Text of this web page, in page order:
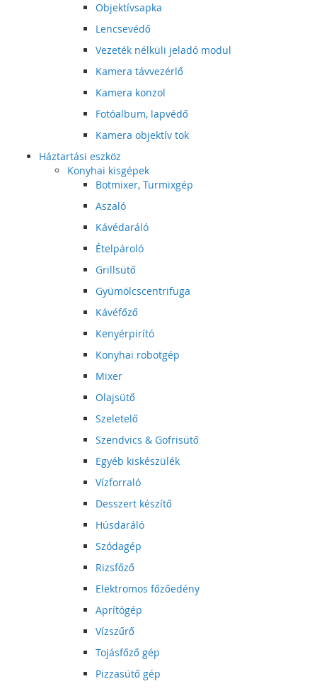
Objektívsapka
Lencsevédő
Vezeték nélküli jeladó modul
Kamera távvezérlő
Kamera konzol
Fotóalbum, lapvédő
Kamera objektív tok
Háztartási eszköz
Konyhai kisgépek
Botmixer, Turmixgép
Aszaló
Kávédaráló
Ételpároló
Grillsütő
Gyümölcscentrifuga
Kávéfőző
Kenyérpirító
Konyhai robotgép
Mixer
Olajsütő
Szeletelő
Szendvics & Gofrisütő
Egyéb kiskészülék
Vízforraló
Desszert készítő
Húsdaráló
Szódagép
Rizsfőző
Elektromos főzőedény
Aprítógép
Vízszűrő
Tojásfőző gép
Pizzasütő gép